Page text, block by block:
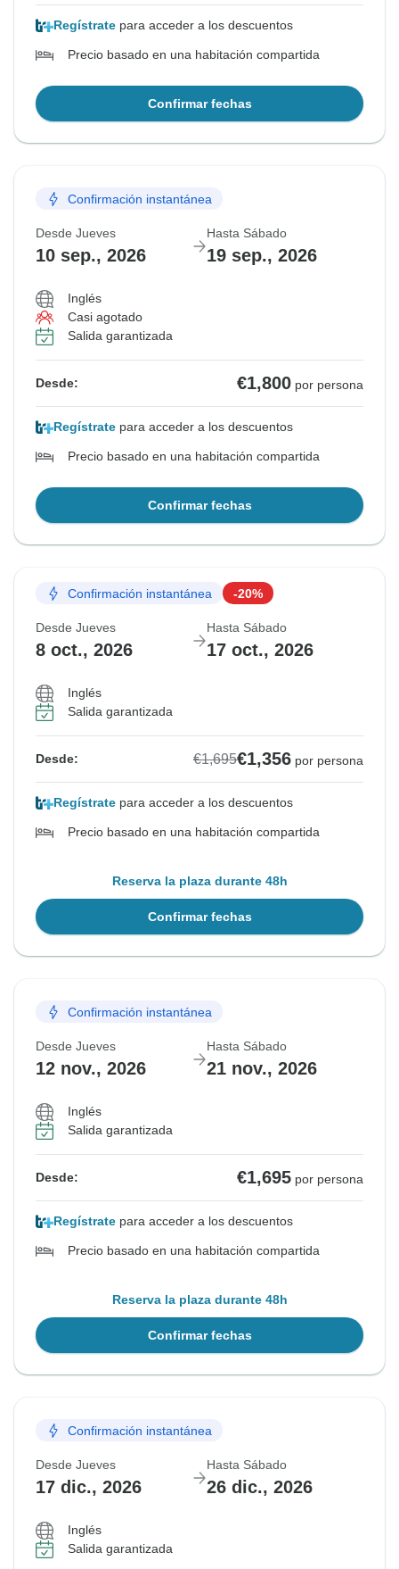
Regístrate para acceder a los descuentos
Precio basado en una habitación compartida
Confirmar fechas
Confirmación instantánea
Desde Jueves
10 sep., 2026
Hasta Sábado
19 sep., 2026
Inglés
Casi agotado
Salida garantizada
Desde: €1,800 por persona
Regístrate para acceder a los descuentos
Precio basado en una habitación compartida
Confirmar fechas
Confirmación instantánea -20%
Desde Jueves
8 oct., 2026
Hasta Sábado
17 oct., 2026
Inglés
Salida garantizada
Desde: €1,695€1,356 por persona
Regístrate para acceder a los descuentos
Precio basado en una habitación compartida
Reserva la plaza durante 48h
Confirmar fechas
Confirmación instantánea
Desde Jueves
12 nov., 2026
Hasta Sábado
21 nov., 2026
Inglés
Salida garantizada
Desde: €1,695 por persona
Regístrate para acceder a los descuentos
Precio basado en una habitación compartida
Reserva la plaza durante 48h
Confirmar fechas
Confirmación instantánea
Desde Jueves
17 dic., 2026
Hasta Sábado
26 dic., 2026
Inglés
Salida garantizada